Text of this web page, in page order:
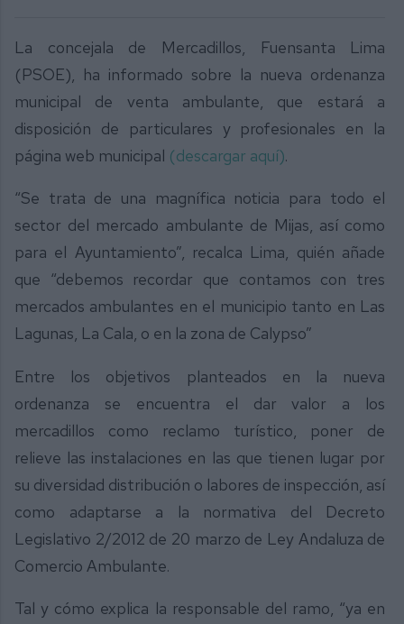
La concejala de Mercadillos, Fuensanta Lima
(PSOE), ha informado sobre la nueva ordenanza
municipal de venta ambulante, que estará a
disposición de particulares y profesionales en la
página web municipal (descargar aquí).
“Se trata de una magnífica noticia para todo el
sector del mercado ambulante de Mijas, así como
para el Ayuntamiento”, recalca Lima, quién añade
que “debemos recordar que contamos con tres
mercados ambulantes en el municipio tanto en Las
Lagunas, La Cala, o en la zona de Calypso”
Entre los objetivos planteados en la nueva
ordenanza se encuentra el dar valor a los
mercadillos como reclamo turístico, poner de
relieve las instalaciones en las que tienen lugar por
su diversidad distribución o labores de inspección, así
como adaptarse a la normativa del Decreto
Legislativo 2/2012 de 20 marzo de Ley Andaluza de
Comercio Ambulante.
Tal y cómo explica la responsable del ramo, “ya en